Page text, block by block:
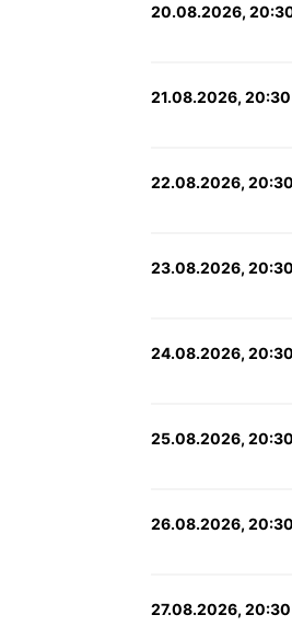
20.08.2026,
21.08.2026, 20:30
22.08.2026, 20:30
23.08.2026, 20:30
24.08.2026, 20:30
25.08.2026, 20:30
26.08.2026, 20:30
27.08.2026, 20:30